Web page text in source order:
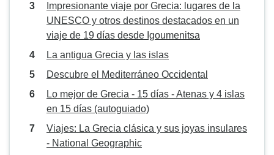
Impresionante viaje por Grecia: lugares de la
UNESCO y otros destinos destacados en un
viaje de 19 días desde Igoumenitsa
La antigua Grecia y las islas
Descubre el Mediterráneo Occidental
Lo mejor de Grecia - 15 días - Atenas y 4 islas
en 15 días (autoguiado)
Viajes: La Grecia clásica y sus joyas insulares
- National Geographic